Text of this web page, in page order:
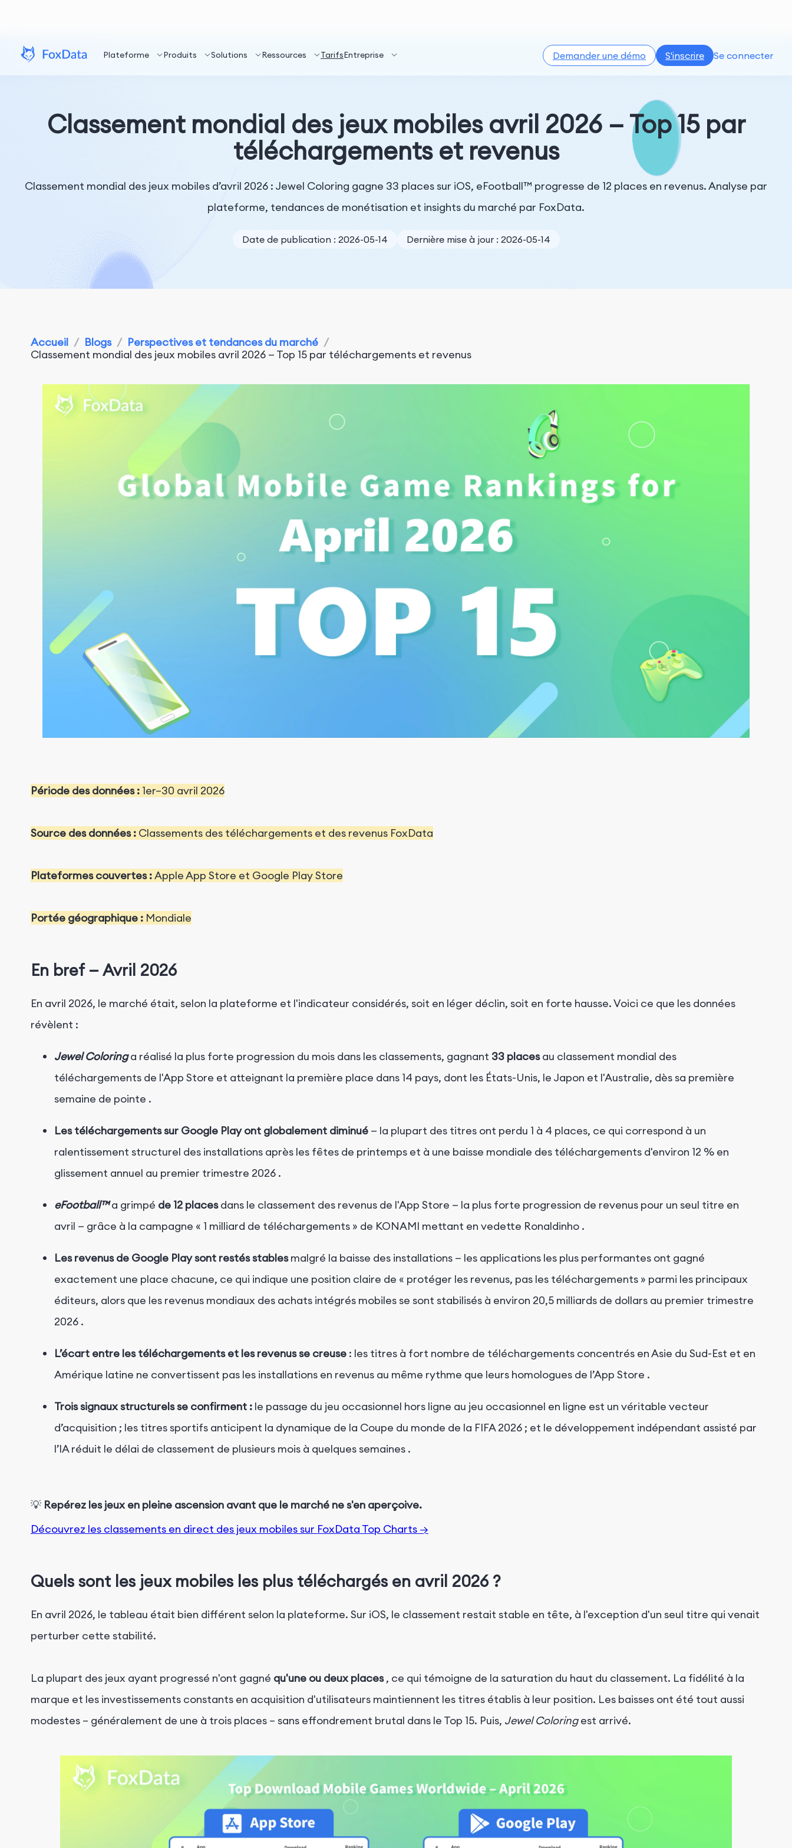
Plateforme Produits Solutions Ressources TarifsEntreprise Demander une démo S'inscrire Se connecter
Classement mondial des jeux mobiles avril 2026 — Top 15 par
téléchargements et revenus
Classement mondial des jeux mobiles d’avril 2026 : Jewel Coloring gagne 33 places sur iOS, eFootball™ progresse de 12 places en revenus. Analyse par
plateforme, tendances de monétisation et insights du marché par FoxData.
Date de publication : 2026-05-14 Dernière mise à jour : 2026-05-14
Accueil / Blogs / Perspectives et tendances du marché /
Classement mondial des jeux mobiles avril 2026 — Top 15 par téléchargements et revenus
Période des données :1er–30 avril 2026
Source des données : Classements des téléchargements et des revenus FoxData
Plateformes couvertes :Apple App Store et Google Play Store
Portée géographique : Mondiale
En bref — Avril 2026
En avril 2026, le marché était, selon la plateforme et l'indicateur considérés, soit en léger déclin, soit en forte hausse. Voici ce que les données
révèlent :
Jewel Coloring a réalisé la plus forte progression du mois dans les classements, gagnant 33 places au classement mondial des
téléchargements de l'App Store et atteignant la première place dans 14 pays, dont les États-Unis, le Japon et l'Australie, dès sa première
semaine de pointe .
Les téléchargements sur Google Play ont globalement diminué — la plupart des titres ont perdu 1 à 4 places, ce qui correspond à un
ralentissement structurel des installations après les fêtes de printemps et à une baisse mondiale des téléchargements d'environ 12 % en
glissement annuel au premier trimestre 2026 .
eFootball™ a grimpé de 12 places dans le classement des revenus de l'App Store — la plus forte progression de revenus pour un seul titre en
avril — grâce à la campagne « 1 milliard de téléchargements » de KONAMI mettant en vedette Ronaldinho .
Les revenus de Google Play sont restés stables malgré la baisse des installations — les applications les plus performantes ont gagné
exactement une place chacune, ce qui indique une position claire de « protéger les revenus, pas les téléchargements » parmi les principaux
éditeurs, alors que les revenus mondiaux des achats intégrés mobiles se sont stabilisés à environ 20,5 milliards de dollars au premier trimestre
2026 .
L’écart entre les téléchargements et les revenus se creuse : les titres à fort nombre de téléchargements concentrés en Asie du Sud-Est et en
Amérique latine ne convertissent pas les installations en revenus au même rythme que leurs homologues de l’App Store .
Trois signaux structurels se confirment : le passage du jeu occasionnel hors ligne au jeu occasionnel en ligne est un véritable vecteur
d’acquisition ; les titres sportifs anticipent la dynamique de la Coupe du monde de la FIFA 2026 ; et le développement indépendant assisté par
l’IA réduit le délai de classement de plusieurs mois à quelques semaines .
💡 Repérez les jeux en pleine ascension avant que le marché ne s'en aperçoive.
Découvrez les classements en direct des jeux mobiles sur FoxData Top Charts →
Quels sont les jeux mobiles les plus téléchargés en avril 2026 ?
En avril 2026, le tableau était bien différent selon la plateforme. Sur iOS, le classement restait stable en tête, à l'exception d'un seul titre qui venait
perturber cette stabilité.
La plupart des jeux ayant progressé n'ont gagné qu'une ou deux places , ce qui témoigne de la saturation du haut du classement. La fidélité à la
marque et les investissements constants en acquisition d'utilisateurs maintiennent les titres établis à leur position. Les baisses ont été tout aussi
modestes – généralement de une à trois places – sans effondrement brutal dans le Top 15. Puis, Jewel Coloring est arrivé.